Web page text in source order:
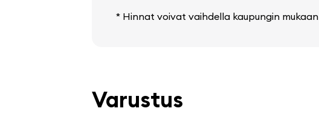
* Hinnat voivat vaihdella kaupungin mukaan
Varustus